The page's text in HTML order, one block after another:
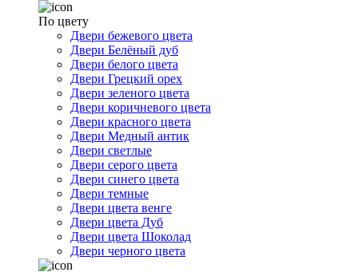
По цвету
Двери бежевого цвета
Двери Белёный дуб
Двери белого цвета
Двери Грецкий орех
Двери зеленого цвета
Двери коричневого цвета
Двери красного цвета
Двери Медный антик
Двери светлые
Двери серого цвета
Двери синего цвета
Двери темные
Двери цвета венге
Двери цвета Дуб
Двери цвета Шоколад
Двери черного цвета